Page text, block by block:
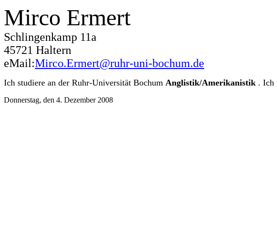
Mirco Ermert
Schlingenkamp 11a
45721 Haltern
eMail:Mirco.Ermert@ruhr-uni-bochum.de
Ich studiere an der Ruhr-Universität Bochum Anglistik/Amerikanistik . Ich
Donnerstag, den 4. Dezember 2008